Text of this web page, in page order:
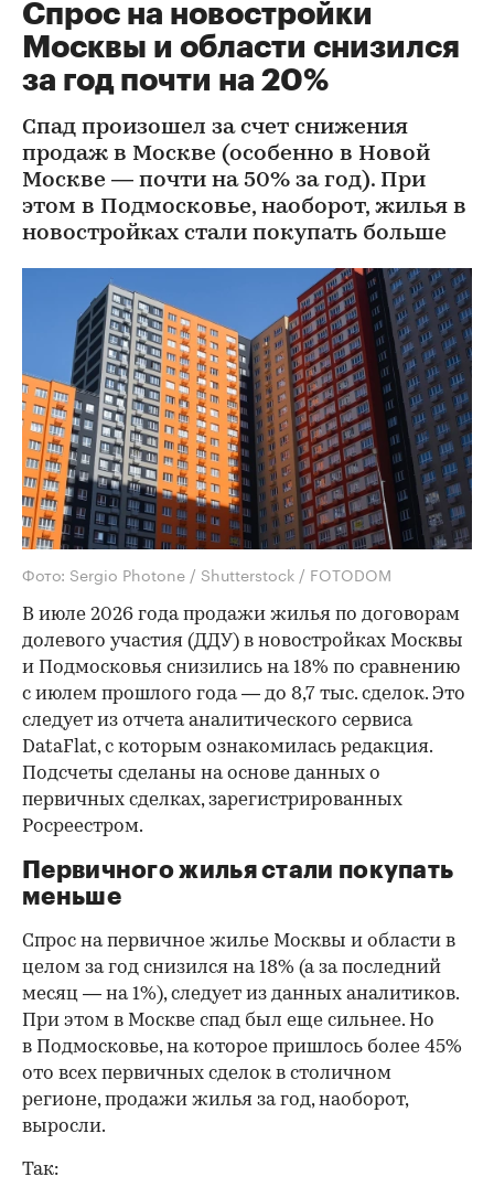
Спрос на новостройки
Москвы и области снизился
за год почти на 20%
Спад произошел за счет снижения
продаж в Москве (особенно в Новой
Москве — почти на 50% за год). При
этом в Подмосковье, наоборот, жилья в
новостройках стали покупать больше
Фото: Sergio Photone / Shutterstock / FOTODOM
В июле 2026 года продажи жилья по договорам
долевого участия (ДДУ) в новостройках Москвы
и Подмосковья снизились на 18% по сравнению
с июлем прошлого года — до 8,7 тыс. сделок. Это
следует из отчета аналитического сервиса
DataFlat, с которым ознакомилась редакция.
Подсчеты сделаны на основе данных о
первичных сделках, зарегистрированных
Росреестром.
Первичного жилья стали покупать
меньше
Спрос на первичное жилье Москвы и области в
целом за год снизился на 18% (а за последний
месяц — на 1%), следует из данных аналитиков.
При этом в Москве спад был еще сильнее. Но
в Подмосковье, на которое пришлось более 45%
ото всех первичных сделок в столичном
регионе, продажи жилья за год, наоборот,
выросли.
Так: